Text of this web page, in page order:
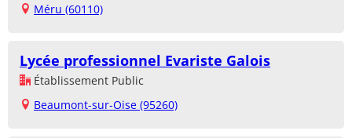
Méru (60110)
Lycée professionnel Evariste Galois
Établissement Public
Beaumont-sur-Oise (95260)